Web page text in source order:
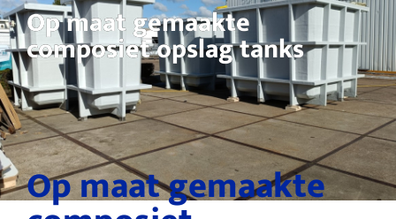
Op maat gemaakte
composiet opslag tanks
Op maat gemaakte